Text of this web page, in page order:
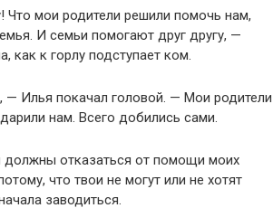
мои родители решили помочь нам,
И семьи помогают друг другу, —
как к горлу подступает ком.
— Илья покачал головой. — Мои родители
нам. Всего добились сами.
должны отказаться от помощи моих
что твои не могут или не хотят
заводиться.